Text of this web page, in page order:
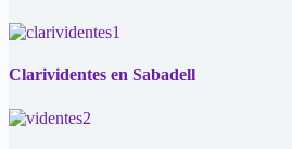
Clarividentes en Sabadell